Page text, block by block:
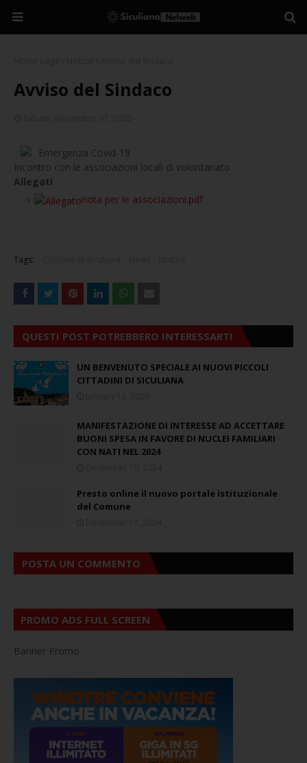
Avviso del Sindaco
Emergenza Covid-19
Incontro con le associazioni locali di volontariato
Allegati
nota per le associazioni.pdf
Tags:
QUESTI POST POTREBBERO INTERESSARTI
UN BENVENUTO SPECIALE AI NUOVI PICCOLI
CITTADINI DI SICULIANA
MANIFESTAZIONE DI INTERESSE AD ACCETTARE
BUONI SPESA IN FAVORE DI NUCLEI FAMILIARI
CON NATI NEL 2024
Presto online il nuovo portale istituzionale
del Comune
POSTA UN COMMENTO
PROMO ADS FULL SCREEN
Banner Promo